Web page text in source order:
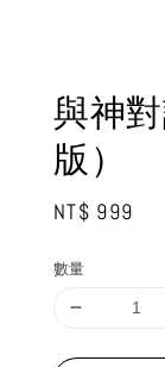
與神
版）
Regular
NT$ 999
數量